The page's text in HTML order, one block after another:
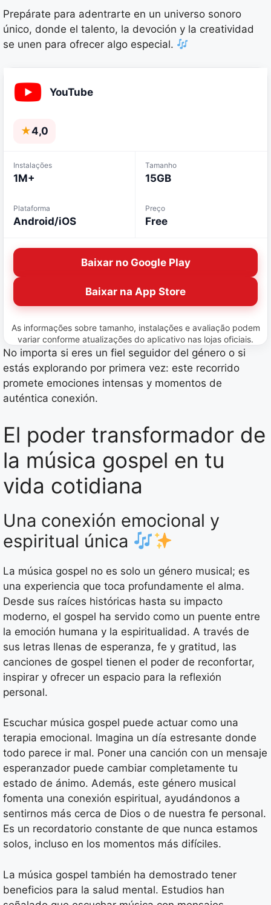
Prepárate para adentrarte en un universo sonoro
único, donde el talento, la devoción y la creatividad
se unen para ofrecer algo especial.
YouTube
★4,0
Instalações
1M+
Tamanho
15GB
Plataforma
Android/iOS
Preço
Free
Baixar no Google Play
Baixar na App Store
As informações sobre tamanho, instalações e avaliação podem
variar conforme atualizações do aplicativo nas lojas oficiais.
No importa si eres un fiel seguidor del género o si
estás explorando por primera vez: este recorrido
promete emociones intensas y momentos de
auténtica conexión.
El poder transformador de
la música gospel en tu
vida cotidiana
Una conexión emocional y
espiritual única
La música gospel no es solo un género musical; es
una experiencia que toca profundamente el alma.
Desde sus raíces históricas hasta su impacto
moderno, el gospel ha servido como un puente entre
la emoción humana y la espiritualidad. A través de
sus letras llenas de esperanza, fe y gratitud, las
canciones de gospel tienen el poder de reconfortar,
inspirar y ofrecer un espacio para la reflexión
personal.
Escuchar música gospel puede actuar como una
terapia emocional. Imagina un día estresante donde
todo parece ir mal. Poner una canción con un mensaje
esperanzador puede cambiar completamente tu
estado de ánimo. Además, este género musical
fomenta una conexión espiritual, ayudándonos a
sentirnos más cerca de Dios o de nuestra fe personal.
Es un recordatorio constante de que nunca estamos
solos, incluso en los momentos más difíciles.
La música gospel también ha demostrado tener
beneficios para la salud mental. Estudios han